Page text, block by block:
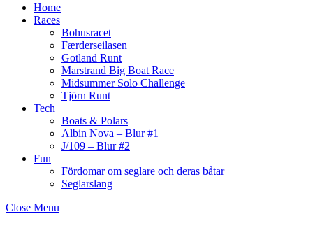
Home
Races
Bohusracet
Færderseilasen
Gotland Runt
Marstrand Big Boat Race
Midsummer Solo Challenge
Tjörn Runt
Tech
Boats & Polars
Albin Nova – Blur #1
J/109 – Blur #2
Fun
Fördomar om seglare och deras båtar
Seglarslang
Close Menu